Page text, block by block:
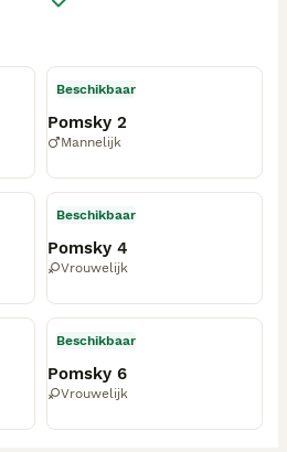
Beschikbaar
Pomsky 2
Mannelijk
Beschikbaar
Pomsky 4
Vrouwelijk
Beschikbaar
Pomsky 6
Vrouwelijk